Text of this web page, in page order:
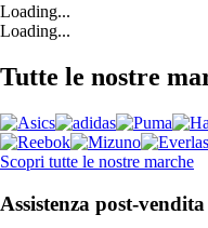
Loading...
Loading...
Tutte le nostre
Scopri tutte le nostre marche
Assistenza post-